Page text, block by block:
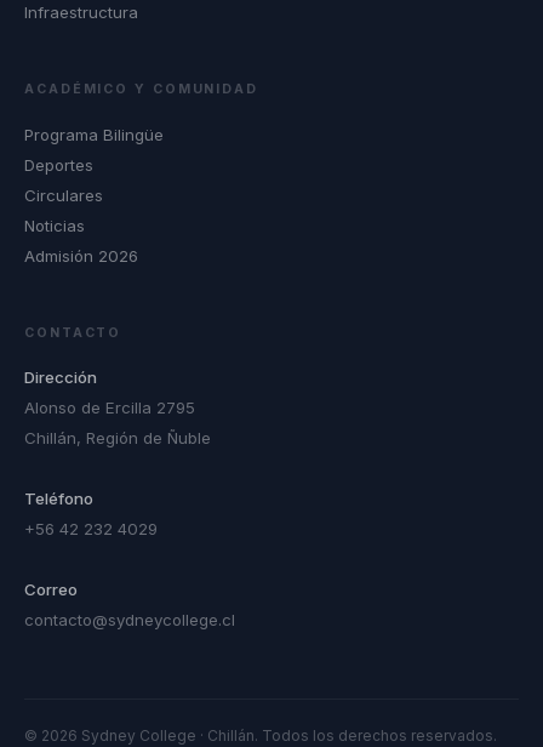
Infraestructura
ACADÉMICO Y COMUNIDAD
Programa Bilingüe
Deportes
Circulares
Noticias
Admisión 2026
CONTACTO
Dirección
Alonso de Ercilla 2795
Chillán, Región de Ñuble
Teléfono
+56 42 232 4029
Correo
contacto@sydneycollege.cl
© 2026 Sydney College · Chillán. Todos los derechos reservados.